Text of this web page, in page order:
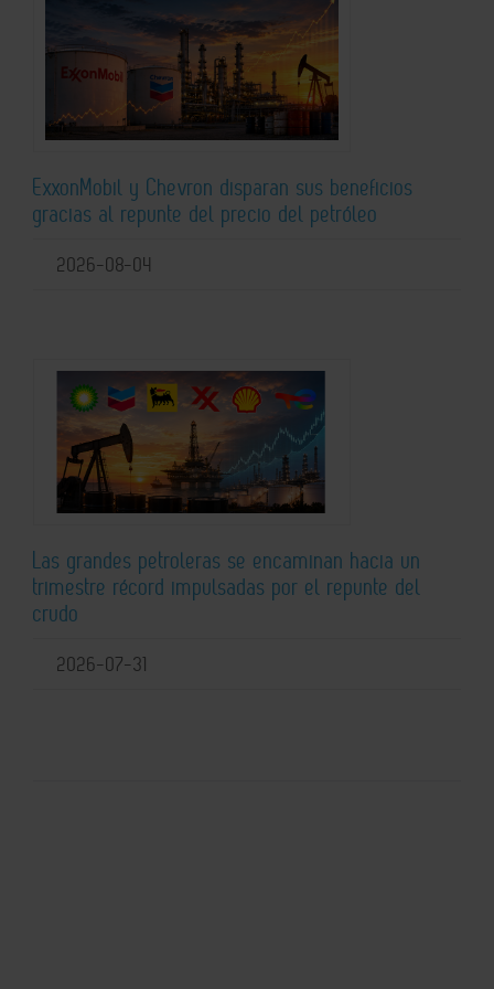
ExxonMobil y Chevron disparan sus beneficios
gracias al repunte del precio del petróleo
2026-08-04
Las grandes petroleras se encaminan hacia un
trimestre récord impulsadas por el repunte del
crudo
2026-07-31